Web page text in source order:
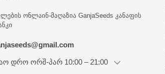
ონლაინ-მაღაზია GanjaSeeds კანაფის
დრო ორშ-პარ 10:00 – 21:00